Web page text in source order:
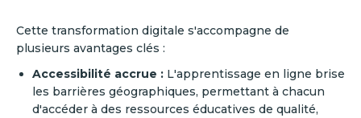
Cette transformation digitale s'accompagne de
plusieurs avantages clés :
Accessibilité accrue : L'apprentissage en ligne brise
les barrières géographiques, permettant à chacun
d'accéder à des ressources éducatives de qualité,